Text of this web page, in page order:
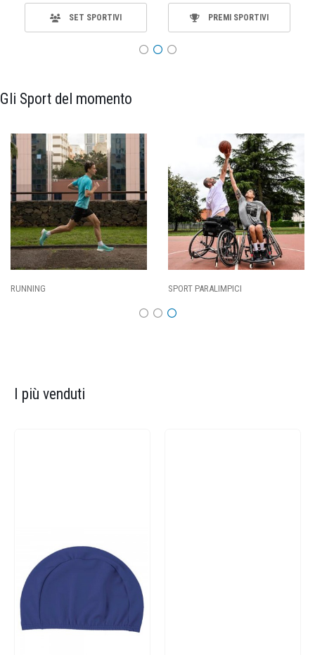
SET SPORTIVI PREMI SPORTIVI
Gli Sport del momento
SPORT PARALIMPICI
I più venduti